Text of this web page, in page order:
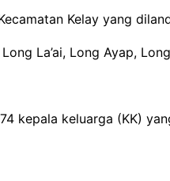
Kelay yang
La’ai, Long Ayap,
kepala keluarga (KK)